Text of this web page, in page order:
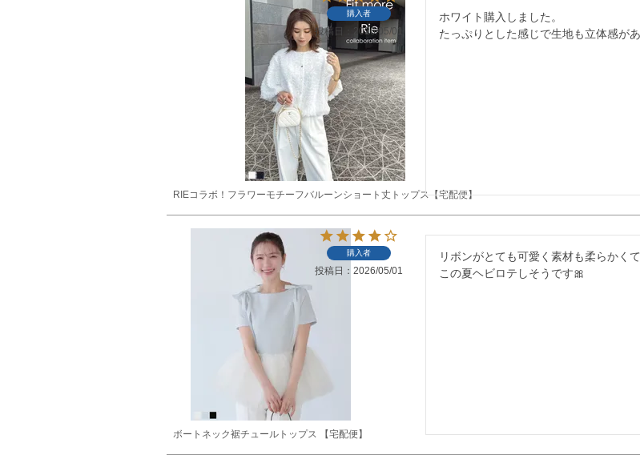
RIEコラボ！フラワーモチーフバルーンショート丈トップス【宅配便】
購入者
投稿日 2026/05/01
ホワイト購入しました。
ボートネック裾チュールトップス 【宅配便】
購入者
投稿日 2026/05/01
リボンがとても可愛く素材も柔らかくて
この夏ヘビロテしそうです🎀